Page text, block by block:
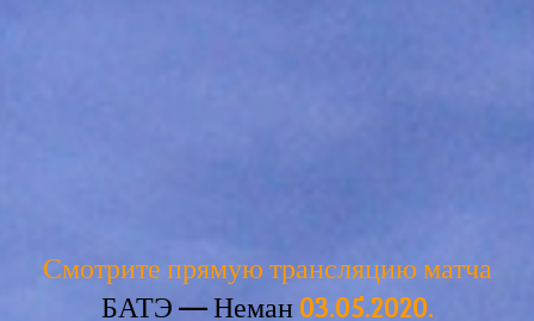
Смотрите прямую трансляцию матча
БАТЭ — Неман03.05.2020.